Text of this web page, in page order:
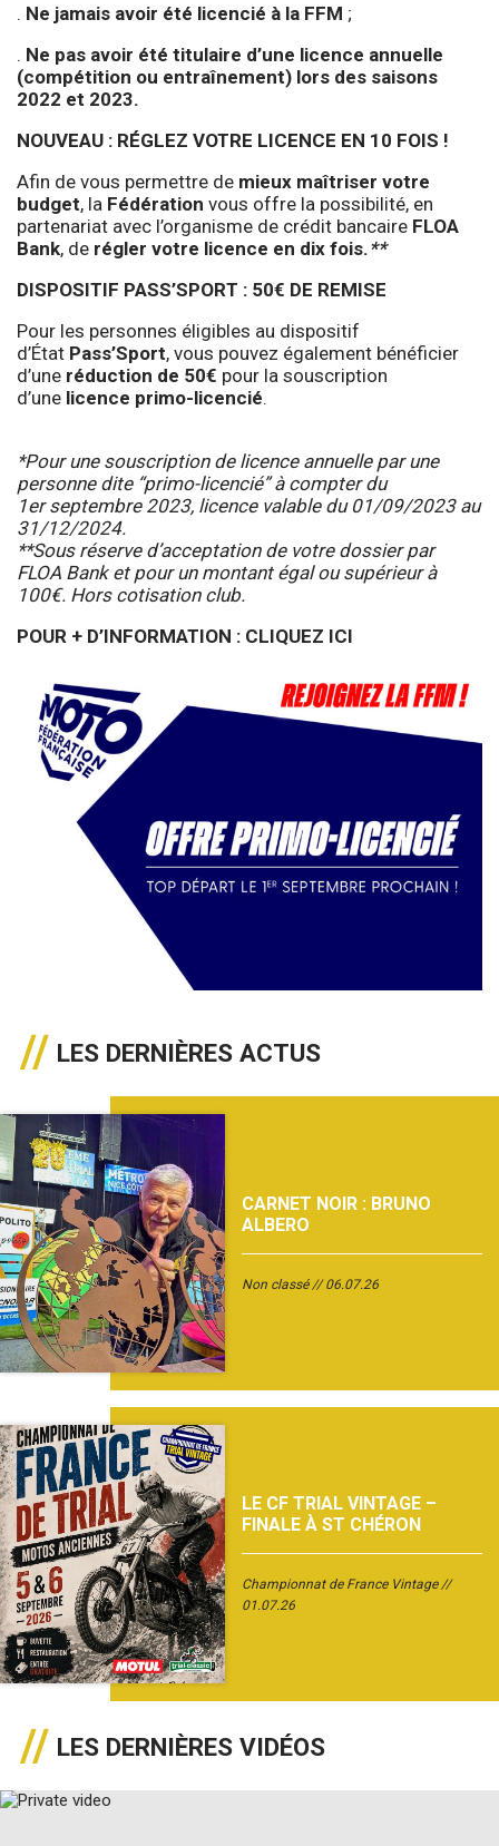
. Ne jamais avoir été licencié à la FFM ;
. Ne pas avoir été titulaire d’une licence annuelle
(compétition ou entraînement) lors des saisons
2022 et 2023.
NOUVEAU : RÉGLEZ VOTRE LICENCE EN 10 FOIS !
Afin de vous permettre de mieux maîtriser votre
budget, la Fédération vous offre la possibilité, en
partenariat avec l’organisme de crédit bancaire FLOA
Bank, de régler votre licence en dix fois.**
DISPOSITIF PASS’SPORT : 50€ DE REMISE
Pour les personnes éligibles au dispositif
d’État Pass’Sport, vous pouvez également bénéficier
d’une réduction de 50€ pour la souscription
d’une licence primo-licencié.
*Pour une souscription de licence annuelle par une
personne dite “primo-licencié” à compter du
1er septembre 2023, licence valable du 01/09/2023 au
31/12/2024.
**Sous réserve d’acceptation de votre dossier par
FLOA Bank et pour un montant égal ou supérieur à
100€. Hors cotisation club.
POUR + D’INFORMATION : CLIQUEZ ICI
LES DERNIÈRES ACTUS
CARNET NOIR : BRUNO
ALBERO
Non classé 06.07.26
LE CF TRIAL VINTAGE –
FINALE À ST CHÉRON
Championnat de France Vintage
01.07.26
LES DERNIÈRES VIDÉOS